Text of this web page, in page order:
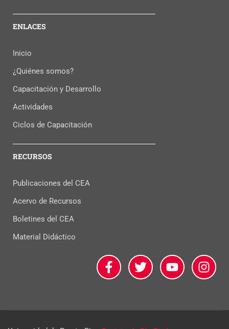
ENLACES
Inicio
¿Quiénes somos?
Capacitación y Desarrollo
Actividades
Ciclos de Capacitación
RECURSOS
Publicaciones del CEA
Acervo de Recursos
Boletines del CEA
Material Didáctico